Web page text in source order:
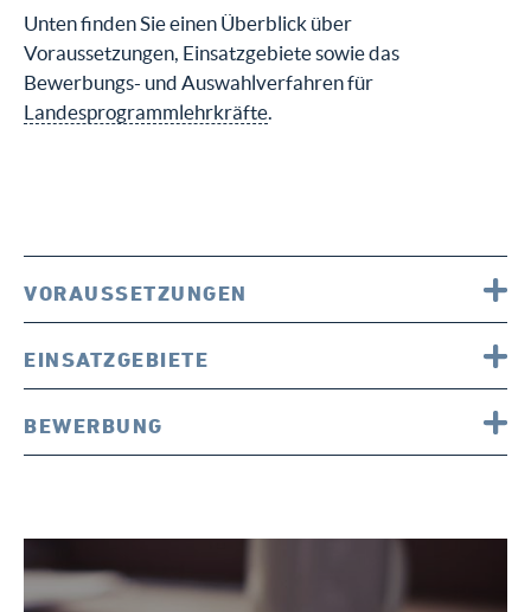
Unten finden Sie einen Überblick über
Voraussetzungen, Einsatzgebiete sowie das
Bewerbungs- und Auswahlverfahren für
Landesprogrammlehrkräfte.
VORAUSSETZUNGEN
EINSATZGEBIETE
BEWERBUNG